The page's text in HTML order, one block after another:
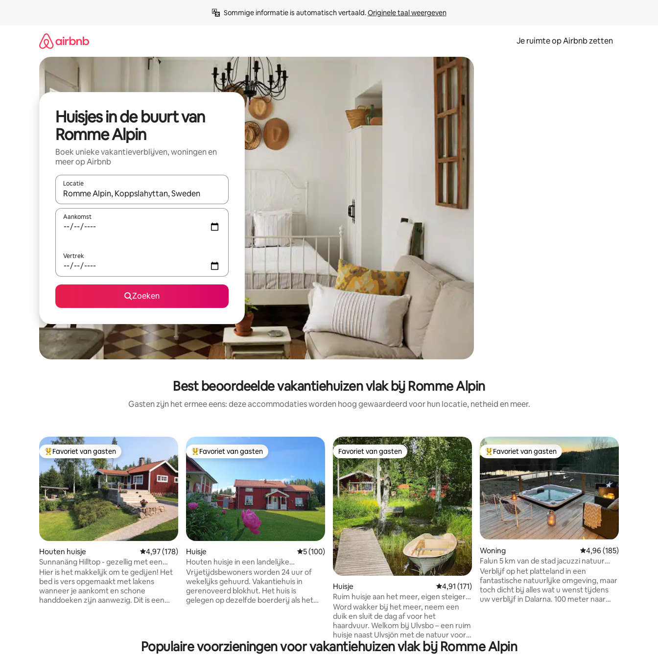
Sommige informatie is automatisch vertaald. Originele taal weergeven
Je ruimte op Airbnb zetten
Huisjes in de buurt van
Romme Alpin
Boek unieke vakantieverblijven, woningen en
meer op Airbnb
Locatie
Wanneer er suggesties beschikbaar zijn, maak je een keuze met je de pijltjestoetsen omhoog en omlaag, óf door te tikken of swipen.
Aankomst
Vertrek
Zoeken
Best beoordeelde vakantiehuizen vlak bij Romme Alpin
Gasten zijn het ermee eens: deze accommodaties worden hoog gewaardeerd voor hun locatie, netheid en meer.
Topfavoriet van gasten
Favoriet van gasten
Houten huisje Gemiddelde beoordeling van 4,97 uit 5, 178 recensies
4,97 (178)
Sunnanäng Hilltop - gezellig met een
fantastisch uitzicht
Hier is het makkelijk om te gedijen! Het
bed is vers opgemaakt met lakens
wanneer je aankomt en schone
handdoeken zijn aanwezig. Dit is een
(310 vierkante voet) met een prachtig
uitzicht op het Siljanmeer. Het huisje
Topfavoriet van gasten
Favoriet van gasten
Huisje Gemiddelde beoordeling van 5 uit 5, 100 recensies
5 (100)
Houten huisje in een landelijke
omgeving. Svärdsjö, Falun.
Vrijetijdsbewoners worden 24 uur of
wekelijks gehuurd. Vakantiehuis in
gerenoveerd blokhut. Het huis is
gelegen op dezelfde boerderij als het
slaapmezzanine met twee
eenpersoonsbedden 90x200 en kleine
Favoriet van gasten
Favoriet van gasten
Huisje Gemiddelde beoordeling van 4,91 uit 5, 171 recensies
4,91 (171)
Ruim huisje aan het meer, eigen steiger
en boot.
Word wakker bij het meer, neem een
duik en sluit de dag af voor het
haardvuur. Welkom bij Ulvsbo – een ruim
huisje naast Ulvsjön met de natuur voor
de deur. Alle seizoenen bieden
mogelijkheden om de Zweedse natuur
Topfavoriet van gasten
Favoriet van gasten
Woning Gemiddelde
4,96 (185)
Falun 5 km van de stad jacuzzi natuur
ontspanning uitzicht op het meer
Verblijf op het platteland in een
fantastische natuurlijke omgeving, maar
toch dicht bij alles wat u wenst tijdens
uw verblijf in Dalarna. 100 meter naar
Falun - 7 km naar het rustige skigebied -
9 km naar resort Främby udde
Populaire voorzieningen voor vakantiehuizen vlak bij Romme Alpin